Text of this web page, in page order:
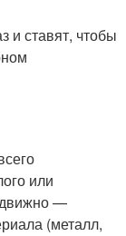
и ставят, чтобы
или
—
(металл,